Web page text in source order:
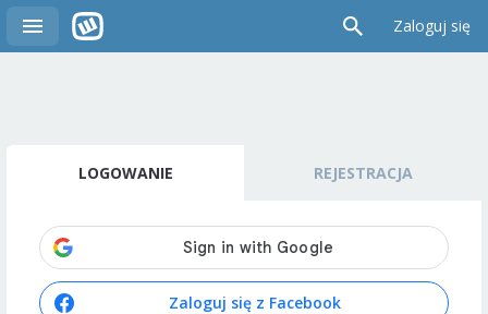
Zaloguj się
LOGOWANIE REJESTRACJA
Zaloguj się z Facebook